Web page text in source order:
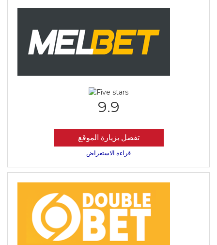
9.9
تفضل بزيارة الموقع
قراءة الاستعراض